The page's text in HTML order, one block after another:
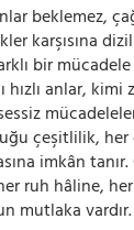
beklemez,
karşısına
bir
hızlı anlar, kimi
çeşitlilik,
imkân
ruh hâline,
mutlaka vardır.